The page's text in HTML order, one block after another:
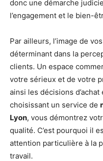
donc une démarche
l’engagement et le bien-
Par ailleurs, l’image de
déterminant dans la
clients. Un espace
votre sérieux et de votre
ainsi les décisions
choisissant un service de
Lyon, vous démontrez
qualité. C’est pourquoi il
attention particulière à la
travail.